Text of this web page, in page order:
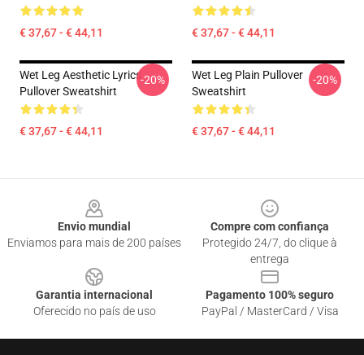
€ 37,67 - € 44,11 € 37,67 - € 44,11
Wet Leg Aesthetic Lyrics
Pullover Sweatshirt
€ 37,67 - € 44,11
-20%
Wet Leg Plain Pullover
Sweatshirt
€ 37,67 - € 44,11
-20%
Envio mundial
Enviamos para mais de 200 países
Compre com confiança
Protegido 24/7, do clique à
entrega
Garantia internacional
Oferecido no país de uso
Pagamento 100% seguro
PayPal / MasterCard / Visa